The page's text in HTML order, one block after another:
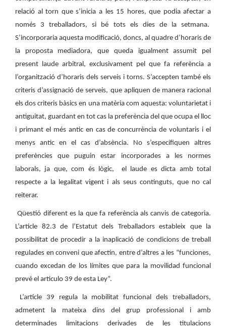
relació al torn que s’inicia a les 15 hores, que podia afectar a
només 3 treballadors, si bé tots els dies de la setmana.
S’incorporaria aquesta modificació, doncs, al quadre d’horaris de
la proposta mediadora, que queda igualment assumit pel
present laude arbitral, exclusivament pel que fa referència a
l’organització d’horaris dels serveis i torns. S’accepten també els
criteris d’assignació de serveis, que apliquen de manera racional
els dos criteris bàsics en una matèria com aquesta: voluntarietat i
antiguitat, guardant en tot cas la preferència del que ocupa el lloc
i primant el més antic en cas de concurrència de voluntaris i el
menys antic en el cas d’absència. No s’especifiquen altres
preferències que puguin estar incorporades a les normes
laborals, ja que, com és lògic,
el laude es dicta amb total
respecte a la legalitat vigent i als seus continguts, que no cal
reiterar.
Qüestió diferent es la que fa referència als canvis de categoria.
L’article 82.3 de l’Estatut dels Treballadors estableix que la
possibilitat de procedir a la inaplicació de condicions de treball
regulades en conveni que afectin, entre d’altres a les “funciones,
cuando excedan de los límites que para la movilidad funcional
prevé el articulo 39 de esta Ley”.
L’article 39 regula la mobilitat funcional dels treballadors,
admetent la mateixa dins del grup professional i amb
determinades limitacions derivades de les titulacions